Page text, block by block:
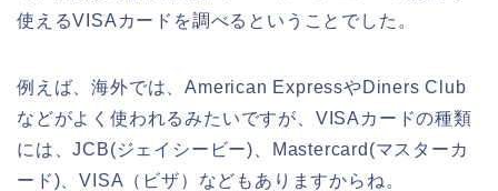
使えるVISAカードを調べるということでした。
例えば、海外では、American ExpressやDiners Club
などがよく使われるみたいですが、VISAカードの種類
には、JCB(ジェイシービー)、Mastercard(マスターカ
ード)、VISA（ビザ）などもありますからね。